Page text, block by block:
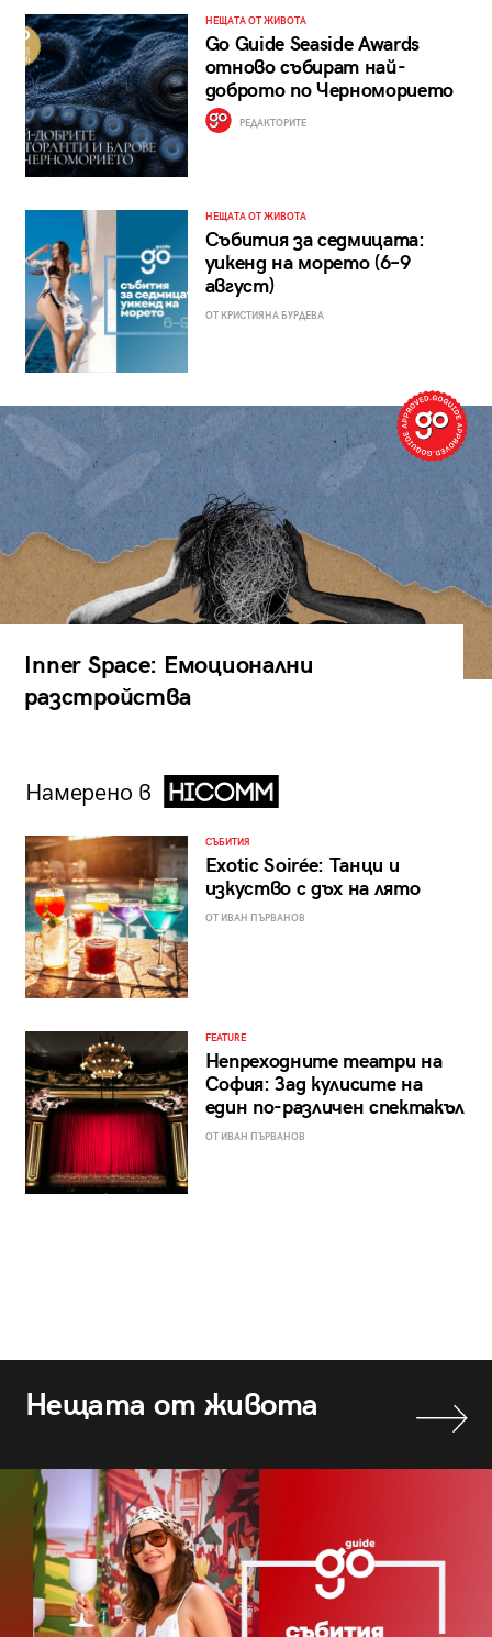
НЕЩАТА ОТ ЖИВОТА
Go Guide Seaside Awards
отново събират най-
доброто по Черноморието
РЕДАКТОРИТЕ
НЕЩАТА ОТ ЖИВОТА
Събития за седмицата:
уикенд на морето (6–9
август)
ОТ КРИСТИЯНА БУРДЕВА
Inner Space: Емоционални
разстройства
Намерено в
СЪБИТИЯ
Exotic Soirée: Танци и
изкуство с дъх на лято
ОТ ИВАН ПЪРВАНОВ
FEATURE
Непреходните театри на
София: Зад кулисите на
един по-различен спектакъл
ОТ ИВАН ПЪРВАНОВ
Нещата от живота